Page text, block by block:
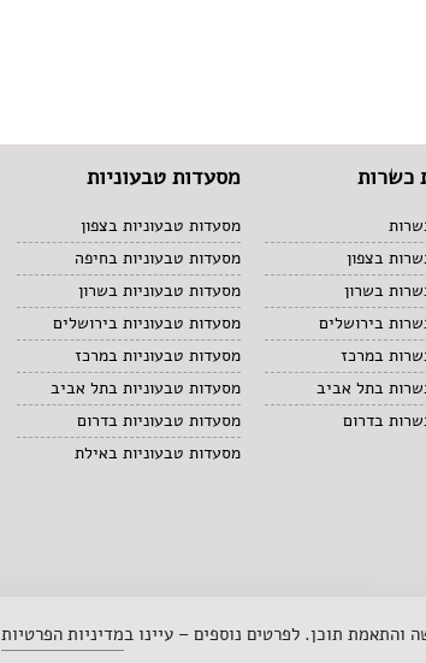
כשרות
בצפון
בשרון
בירושלים
במרכז
בתל אביב
בדרום
מסעדות טבעוניות
מסעדות טבעוניות בצפון
מסעדות טבעוניות בחיפה
מסעדות טבעוניות בשרון
מסעדות טבעוניות בירושלים
מסעדות טבעוניות במרכז
מסעדות טבעוניות בתל אביב
מסעדות טבעוניות בדרום
מסעדות טבעוניות באילת
מדיניות הפרטיות